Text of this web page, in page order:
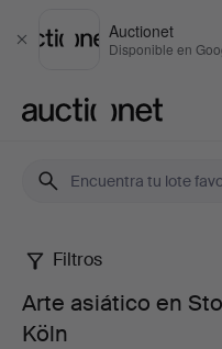
Cerrar
Auctionet
Disponible en
Arte
asiático
Filtros
Arte asiático en
Köln